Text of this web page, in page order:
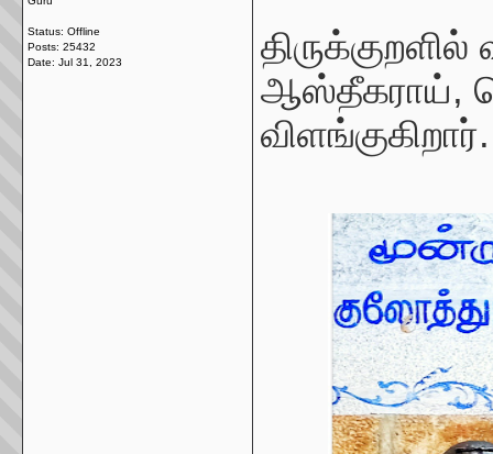
Status: Offline
Posts: 25432
Date: Jul 31, 2023
ஆஸ்தீகராய்,
விளங்குகிறார்.